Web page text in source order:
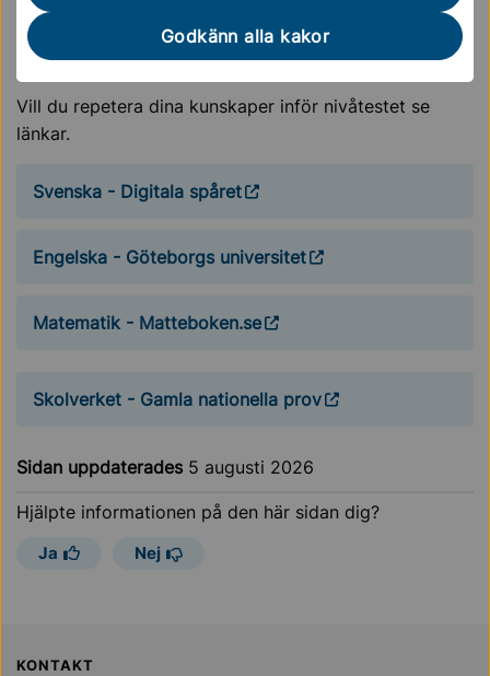
Godkänn alla kakor
08-579 220 01
kunskapsparken@sollentuna.se
Vill du repetera dina kunskaper inför nivåtestet se
länkar.
Svenska - Digitala spåret
Engelska - Göteborgs universitet
Matematik - Matteboken.se
Skolverket - Gamla nationella prov
Sidan uppdaterades 5 augusti 2026
Hjälpte informationen på den här sidan dig?
Ja Nej
KONTAKT